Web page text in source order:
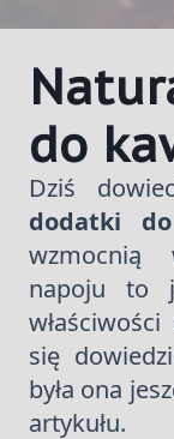
do
Dziś
dodatki
wzmocnią
napoju to
się
była ona
artykułu.